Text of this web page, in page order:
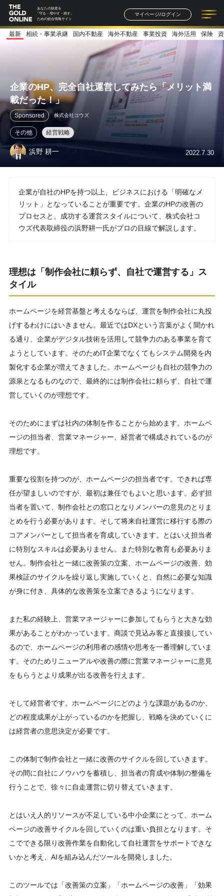
あなたの財産を
「守る・増やす・残す」
ための総合情報サイト
マイページ/ログイン
記事一覧 連載一覧
著者一覧 書籍一覧
最新 相続・事業承継 国内不動産 海外不動産 事業投資 海外活用 保険
企業のHP、完全自社運営してみたら「メリット満
載だった！」
Sponsored 株式会社コウズ
その他 経営戦略
浜野 耕一 2022.7.30
企業が自社のHPを持つ以上、ビジネスにおける「明確なメ
リット」となっていることが重要です。企業のHPの改善の
プロセスと、成功する運営スタイルについて、株式会社コ
ウズ代表取締役の浜野耕一氏がプロの目線で解説します。
理想は「制作会社に頼らず、自社で運営する」ス
タイル
ホームページを経営基盤と考えるならば、運営を制作会社に丸投
げするわけにはいきません。最近ではDXという言葉がよく聞かれ
る通り、企業がデジタル技術を活用して競争力のある事業を育て
ようとしています。そのためIT企業でなくてもシステム開発を内
製化する企業が増えてきました。ホームページも自社の競争力の
源泉となるものなので、最終的には制作会社に頼らず、自社で運
営していくのが理想です。
そのためにまずは社内の体制を作ることから始めます。ホームペ
ージの担当者、営業マネージャー、経営者で構成されているのが
理想です。
重要な役割を持つのが、ホームページの担当者です。できれば専
任が望ましいのですが、最初は兼任でもよいと思います。必ず担
当者を置いて、制作会社との窓口となりメンバーの意見のとりま
とめを行う必要があります。そして将来自社運営に移行する際の
コアメンバーとして担当者を育成していきます。とはいえ担当者
に特別なスキルは必要ありません。また特別な教育も必要ありま
せん。制作会社と一緒に改善策の立案、ホームページの改善、効
果検証のサイクルを繰り返し実施していくと、自然に必要な知識
が身に付き、具体的な改善策を立案できるようになります。
また私の経験上、営業マネージャーに参加してもらうと大きな効
果があることがわかっています。商談で見込み客と直接接してい
るので、ホームページの利用者の感情や思考を一番理解していま
す。そのためリニューアルや改善の際に営業マネージャーに意見
をもらうとより成果が出る改善を行えます。
そして経営者です。ホームページにどのような課題があるのか、
どの程度成果が上がっているのかを把握し、戦略を決めていくに
は経営者の意思決定が必要です。
この体制で制作会社と一緒に改善のサイクルを回していきます。
その間に自社にノウハウを蓄積し、担当者の育成や体制の整備を
行うことで、徐々に自走運営に切り替えていきます。
とはいえ人的リソースが不足している中小企業にとって、ホーム
ページの改善サイクルを回していくのは重い負担となります。そ
こでできる限り改善作業を自動化して自社運営をサポートできな
いかと考え、AIを組み込んだツールを開発しました。
このツールでは「改善策の立案」「ホームページの改善」「効果